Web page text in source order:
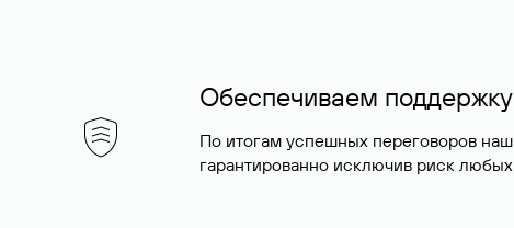
Обеспечиваем
По итогам успешных переговоров
гарантированно исключив риск